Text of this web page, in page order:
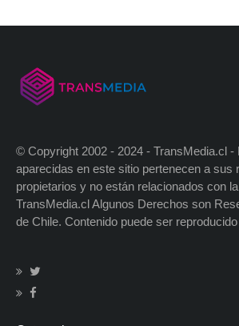
© Copyright 2002 - 2024 - TransMedia.cl
aparecidas en este sitio pertenecen a sus
propietarios y no están relacionados con
TransMedia.cl Algunos Derechos son
de Chile. Contenido puede ser